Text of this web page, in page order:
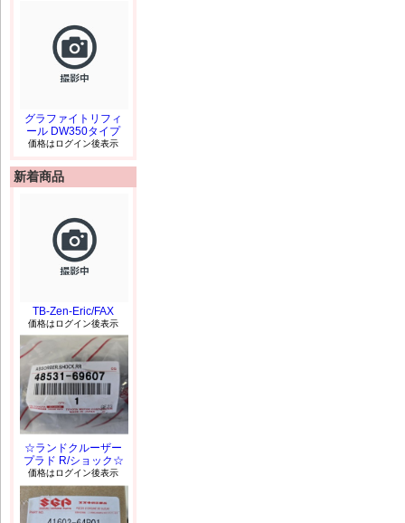
グラファイトリフィ
ール DW350タイプ
価格はログイン後表示
新着商品
TB-Zen-Eric/FAX
価格はログイン後表示
☆ランドクルーザー
プラド R/ショック☆
価格はログイン後表示